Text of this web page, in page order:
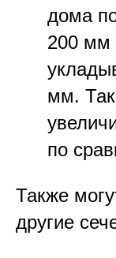
дома
200 мм
мм.
по
Также
другие